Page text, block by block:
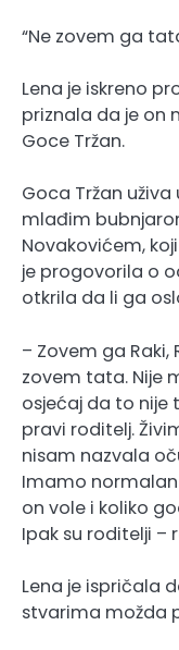
“Ne zovem ga
Lena je iskreno
priznala da je on
Goce Tržan.
Goca Tržan
mlađim
Novakovićem,
je progovorila o
otkrila da li ga
– Zovem ga Raki,
zovem tata. Nije
osjećaj da to nije
pravi roditelj.
nisam nazvala
Imamo
on vole i koliko
Ipak su roditelji –
Lena je ispričala
stvarima možda